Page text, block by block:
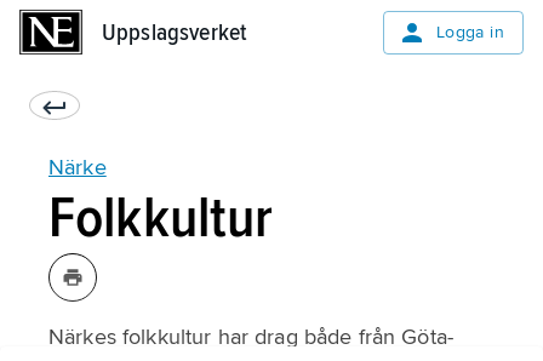
Uppslagsverket Logga in
Närke
Folkkultur
Närkes folkkultur har drag både från Göta-